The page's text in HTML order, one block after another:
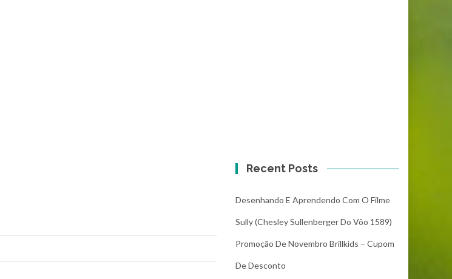
Recent Posts
Desenhando E Aprendendo Com O Filme
Sully (Chesley Sullenberger Do Vôo 1589)
Promoção De Novembro Brillkids – Cupom
De Desconto